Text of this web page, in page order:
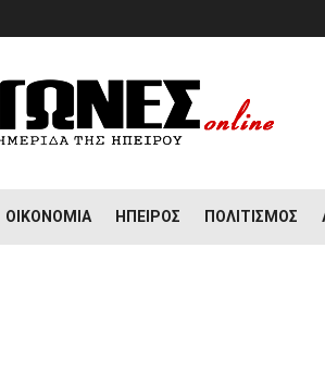
ΟΙΚΟΝΟΜΊΑ ΉΠΕΙΡΟΣ ΠΟΛΙΤΙΣΜΌΣ